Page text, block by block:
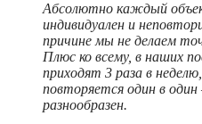
Абсолютно каждый
индивидуален и
причине мы не делаем
Плюс ко всему, в наших
приходят 3 раза в
повторяется один в один
разнообразен.